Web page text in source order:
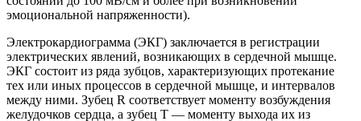
эмоциональной напряженности).
Электрокардиограмма (ЭКГ) заключается в регистрации
электрических явлений, возникающих в сердечной мышце.
ЭКГ состоит из ряда зубцов, характеризующих протекание
тех или иных процессов в сердечной мышце, и интервалов
между ними. Зубец R соответствует моменту возбуждения
желудочков сердца, а зубец Т — моменту выхода их из